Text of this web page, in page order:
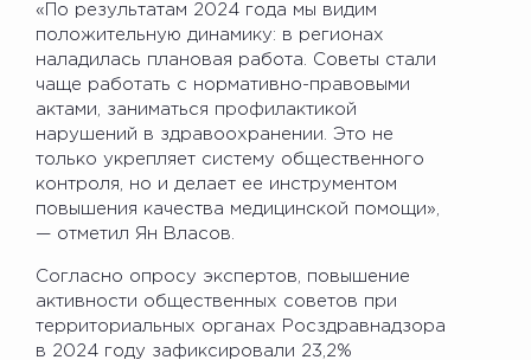
«По результатам 2024 года мы видим
положительную динамику: в регионах
наладилась плановая работа. Советы стали
чаще работать с нормативно-правовыми
актами, заниматься профилактикой
нарушений в здравоохранении. Это не
только укрепляет систему общественного
контроля, но и делает ее инструментом
повышения качества медицинской помощи»,
— отметил Ян Власов.
Согласно опросу экспертов, повышение
активности общественных советов при
территориальных органах Росздравнадзора
в 2024 году зафиксировали 23,2%